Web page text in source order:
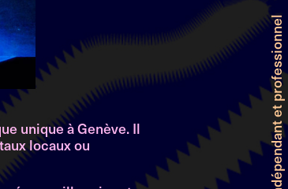
unique à Genève. Il
locaux ou